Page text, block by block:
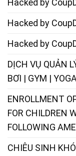
Hacked by
Hacked by
Hacked by
DỊCH VỤ QUẢN
BƠI | GYM | YOGA
ENROLLMENT
FOR CHILDREN
FOLLOWING
CHIÊU SINH